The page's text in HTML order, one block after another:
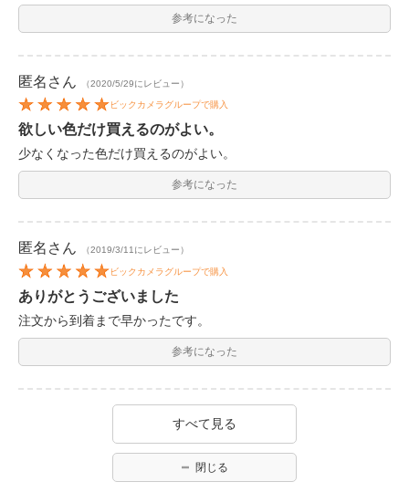
参考になった
匿名 さん （2020/5/29にレビュー）
ビックカメラグループで購入
欲しい色だけ買えるのがよい。
少なくなった色だけ買えるのがよい。
参考になった
匿名 さん （2019/3/11にレビュー）
ビックカメラグループで購入
ありがとうございました
注文から到着まで早かったです。
参考になった
すべて見る
閉じる